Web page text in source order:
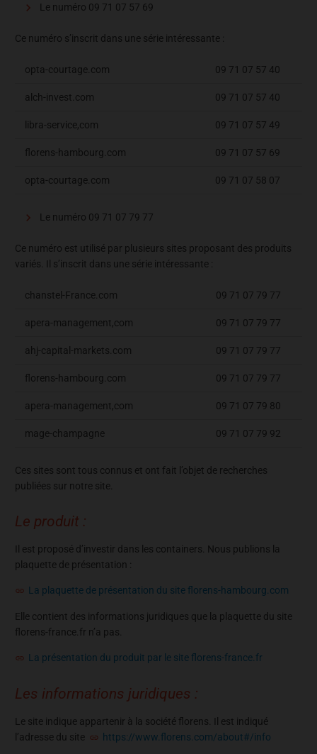
Le numéro 09 71 07 57 69
Ce numéro s’inscrit dans une série intéressante :
opta-courtage.com 09 71 07 57 40
alch-invest.com 09 71 07 57 40
libra-service,com 09 71 07 57 49
florens-hambourg.com 09 71 07 57 69
opta-courtage.com 09 71 07 58 07
Le numéro 09 71 07 79 77
Ce numéro est utilisé par plusieurs sites proposant des produits
variés. Il s’inscrit dans une série intéressante :
chanstel-France.com 09 71 07 79 77
apera-management,com 09 71 07 79 77
ahj-capital-markets.com 09 71 07 79 77
florens-hambourg.com 09 71 07 79 77
apera-management,com 09 71 07 79 80
mage-champagne 09 71 07 79 92
Ces sites sont tous connus et ont fait l’objet de recherches
publiées sur notre site.
Le produit :
Il est proposé d’investir dans les containers. Nous publions la
plaquette de présentation :
La plaquette de présentation du site florens-hambourg.com
Elle contient des informations juridiques que la plaquette du site
florens-france.fr n’a pas.
La présentation du produit par le site florens-france.fr
Les informations juridiques :
Le site indique appartenir à la société florens. Il est indiqué
l’adresse du site
https://www.florens.com/about#/info